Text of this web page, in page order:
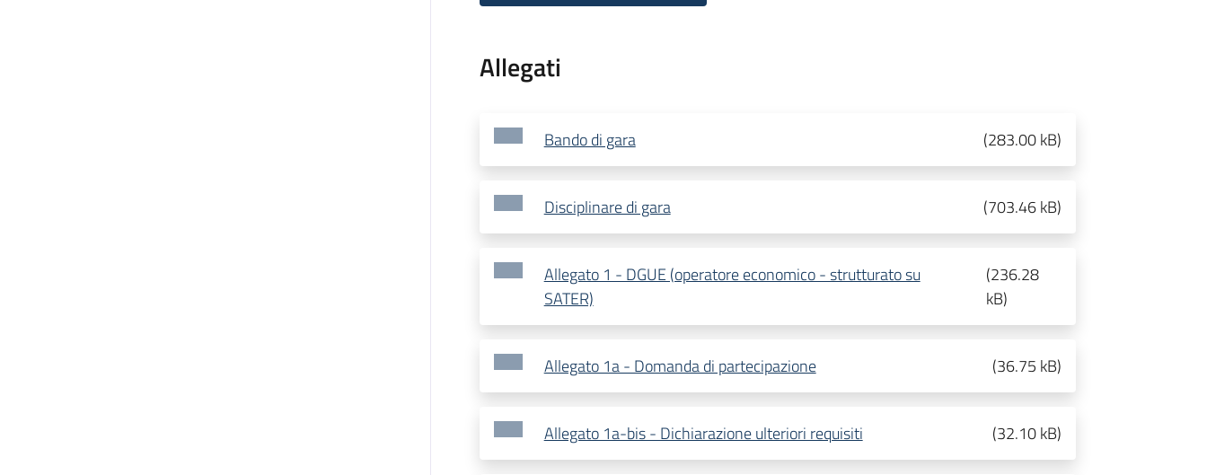
Allegati
Bando di gara (283.00 kB)
Disciplinare di gara (703.46 kB)
Allegato 1 - DGUE (operatore economico - strutturato su
SATER)
(236.28
kB)
Allegato 1a - Domanda di partecipazione (36.75 kB)
Allegato 1a-bis - Dichiarazione ulteriori requisiti (32.10 kB)